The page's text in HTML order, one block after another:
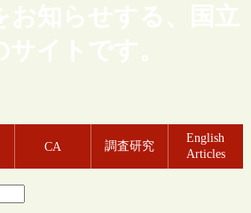
お知らせする、国立
サイトです。
CA 調査研究
English
Articles